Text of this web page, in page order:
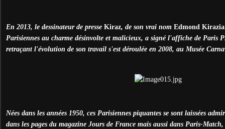
En 2013, le dessinateur de presse Kiraz, de son vrai nom Edmond
Parisiennes au charme désinvolte et malicieux, a signé l'affiche de Paris
retraçant l'évolution de son travail s'est déroulée en 2008, au Musée
Nées dans les années 1950, ces Parisiennes piquantes se sont laissées
dans les pages du magazine Jours de France mais aussi dans Paris-